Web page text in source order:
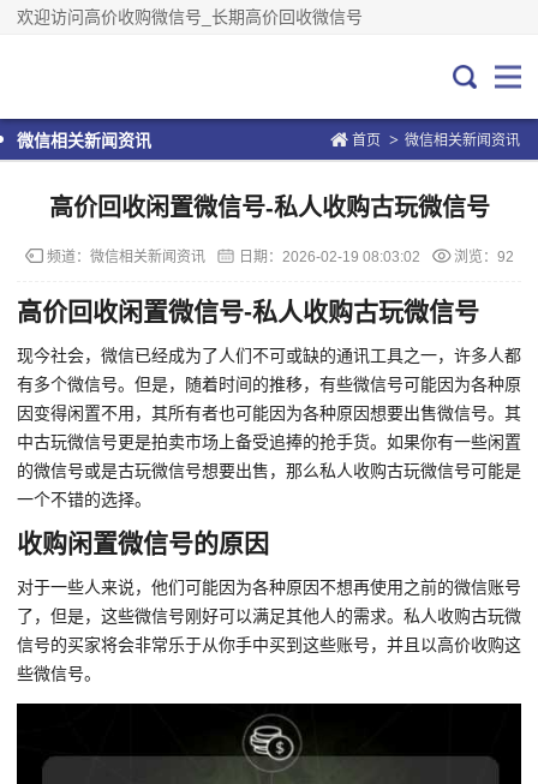
欢迎访问高价收购微信号_长期高价回收微信号
首页 > 微信相关新闻资讯
微信相关新闻资讯
高价回收闲置微信号-私人收购古玩微信号
频道： 微信相关新闻资讯 日期： 2026-02-19 08:03:02 浏览：92
高价回收闲置微信号-私人收购古玩微信号
现今社会，微信已经成为了人们不可或缺的通讯工具之一，许多人都
有多个微信号。但是，随着时间的推移，有些微信号可能因为各种原
因变得闲置不用，其所有者也可能因为各种原因想要出售微信号。其
中古玩微信号更是拍卖市场上备受追捧的抢手货。如果你有一些闲置
的微信号或是古玩微信号想要出售，那么私人收购古玩微信号可能是
一个不错的选择。
收购闲置微信号的原因
对于一些人来说，他们可能因为各种原因不想再使用之前的微信账号
了，但是，这些微信号刚好可以满足其他人的需求。私人收购古玩微
信号的买家将会非常乐于从你手中买到这些账号，并且以高价收购这
些微信号。